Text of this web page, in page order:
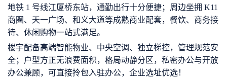
地铁 1 号线江厦桥东站，通勤出行十分便捷；周边坐拥 K11
商圈、天一广场、和义大道等成熟商业配套，餐饮、商务接
待、休闲购物一站式满足。
楼宇配备高端智能物业、中央空调、独立梯控，管理规范安
全；户型方正无浪费面积，格局动静分区，私密办公与开放
办公兼顾，可直接拎包入驻办公，企业选址优选！